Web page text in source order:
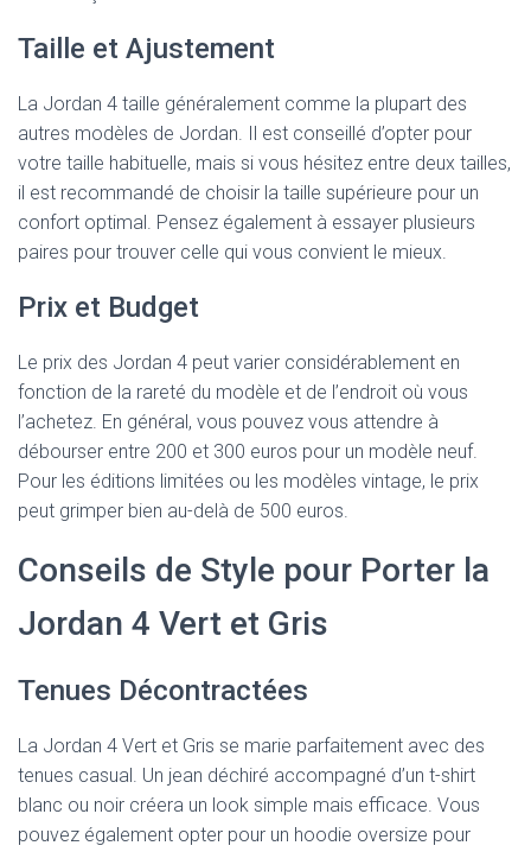
Taille et Ajustement
La Jordan 4 taille généralement comme la plupart des
autres modèles de Jordan. Il est conseillé d’opter pour
votre taille habituelle, mais si vous hésitez entre deux tailles,
il est recommandé de choisir la taille supérieure pour un
confort optimal. Pensez également à essayer plusieurs
paires pour trouver celle qui vous convient le mieux.
Prix et Budget
Le prix des Jordan 4 peut varier considérablement en
fonction de la rareté du modèle et de l’endroit où vous
l’achetez. En général, vous pouvez vous attendre à
débourser entre 200 et 300 euros pour un modèle neuf.
Pour les éditions limitées ou les modèles vintage, le prix
peut grimper bien au-delà de 500 euros.
Conseils de Style pour Porter la
Jordan 4 Vert et Gris
Tenues Décontractées
La Jordan 4 Vert et Gris se marie parfaitement avec des
tenues casual. Un jean déchiré accompagné d’un t-shirt
blanc ou noir créera un look simple mais efficace. Vous
pouvez également opter pour un hoodie oversize pour